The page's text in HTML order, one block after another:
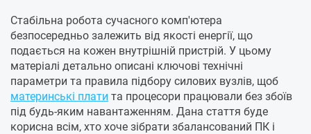
Стабільна робота сучасного комп'ютера
безпосередньо залежить від якості енергії, що
подається на кожен внутрішній пристрій. У цьому
матеріалі детально описані ключові технічні
параметри та правила підбору силових вузлів, щоб
материнські плати та процесори працювали без збоїв
під будь-яким навантаженням. Дана стаття буде
корисна всім, хто хоче зібрати збалансований ПК і